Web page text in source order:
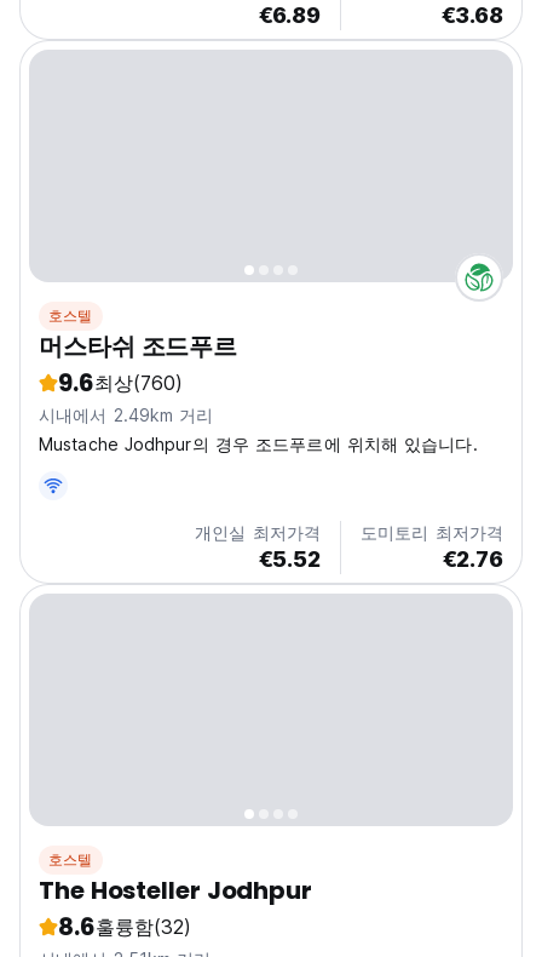
€6.89 €3.68
호스텔
머스타쉬 조드푸르
9.6최상(760)
시내에서 2.49km 거리
Mustache Jodhpur의 경우 조드푸르에 위치해 있습니다.
개인실 최저가격
€5.52
도미토리 최저가격
€2.76
호스텔
The Hosteller Jodhpur
8.6훌륭함(32)